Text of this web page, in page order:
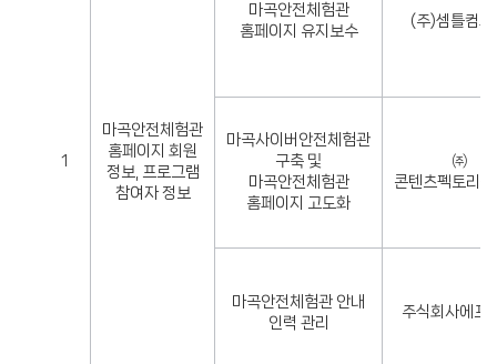
1
마곡안전체험관
홈페이지 회원
정보, 프로그램
참여자 정보
마곡안전체험관
홈페이지 유지보수
(주)셈틀컴퍼
마곡사이버안전체험관
구축 및
마곡안전체험관
홈페이지 고도화
㈜
콘텐츠펙토리
마곡안전체험관 안내
인력 관리
주식회사에프